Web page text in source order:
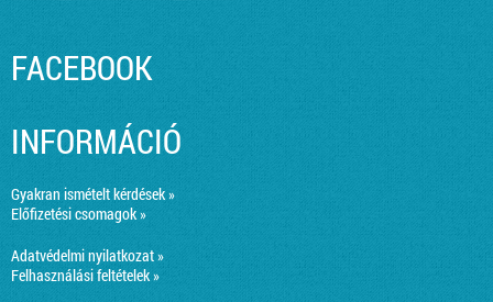
FACEBOOK
INFORMÁCIÓ
Gyakran ismételt kérdések »
Előfizetési csomagok »
Adatvédelmi nyilatkozat »
Felhasználási feltételek »